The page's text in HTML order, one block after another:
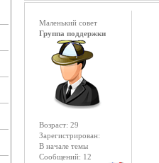
Маленький совет
Группа поддержки
Возраст: 29
Зарегистрирован:
В начале темы
Сообщений: 12